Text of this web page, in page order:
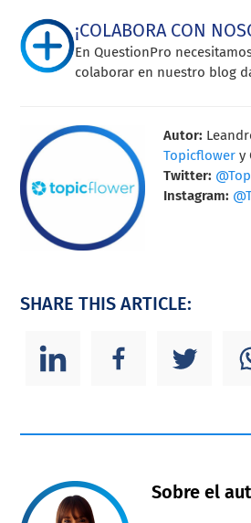
¡COLABORA CON
En QuestionPro
colaborar en nuestro blog
Autor:
Topicflower y
Twitter:
Instagram:
SHARE THIS ARTICLE:
Sobre el